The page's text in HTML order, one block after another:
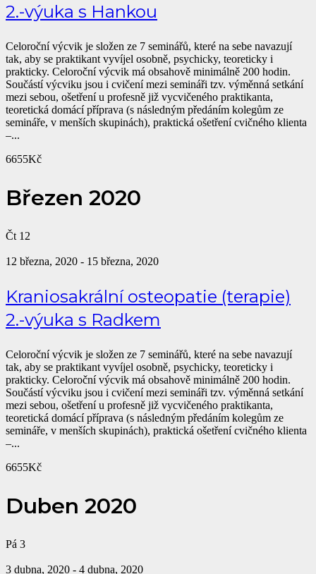
2.-výuka s Hankou
Celoroční výcvik je složen ze 7 seminářů, které na sebe navazují
tak, aby se praktikant vyvíjel osobně, psychicky, teoreticky i
prakticky. Celoroční výcvik má obsahově minimálně 200 hodin.
Součástí výcviku jsou i cvičení mezi semináři tzv. výměnná setkání
mezi sebou, ošetření u profesně již vycvičeného praktikanta,
teoretická domácí příprava (s následným předáním kolegům ze
semináře, v menších skupinách), praktická ošetření cvičného klienta
–...
6655Kč
Březen 2020
Čt 12
12 března, 2020 - 15 března, 2020
Kraniosakrální osteopatie (terapie)
2.-výuka s Radkem
Celoroční výcvik je složen ze 7 seminářů, které na sebe navazují
tak, aby se praktikant vyvíjel osobně, psychicky, teoreticky i
prakticky. Celoroční výcvik má obsahově minimálně 200 hodin.
Součástí výcviku jsou i cvičení mezi semináři tzv. výměnná setkání
mezi sebou, ošetření u profesně již vycvičeného praktikanta,
teoretická domácí příprava (s následným předáním kolegům ze
semináře, v menších skupinách), praktická ošetření cvičného klienta
–...
6655Kč
Duben 2020
Pá 3
3 dubna, 2020 - 4 dubna, 2020